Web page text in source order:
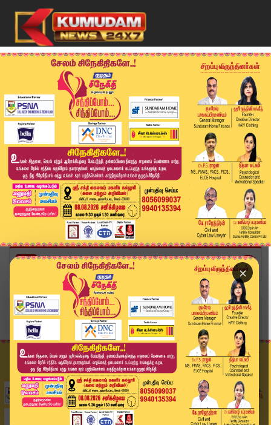
×
Home
அரசியல்
திருச்சி கிழக்கு தொகுதி எம்.எல்.ஏ. பதவியை ராஜின...